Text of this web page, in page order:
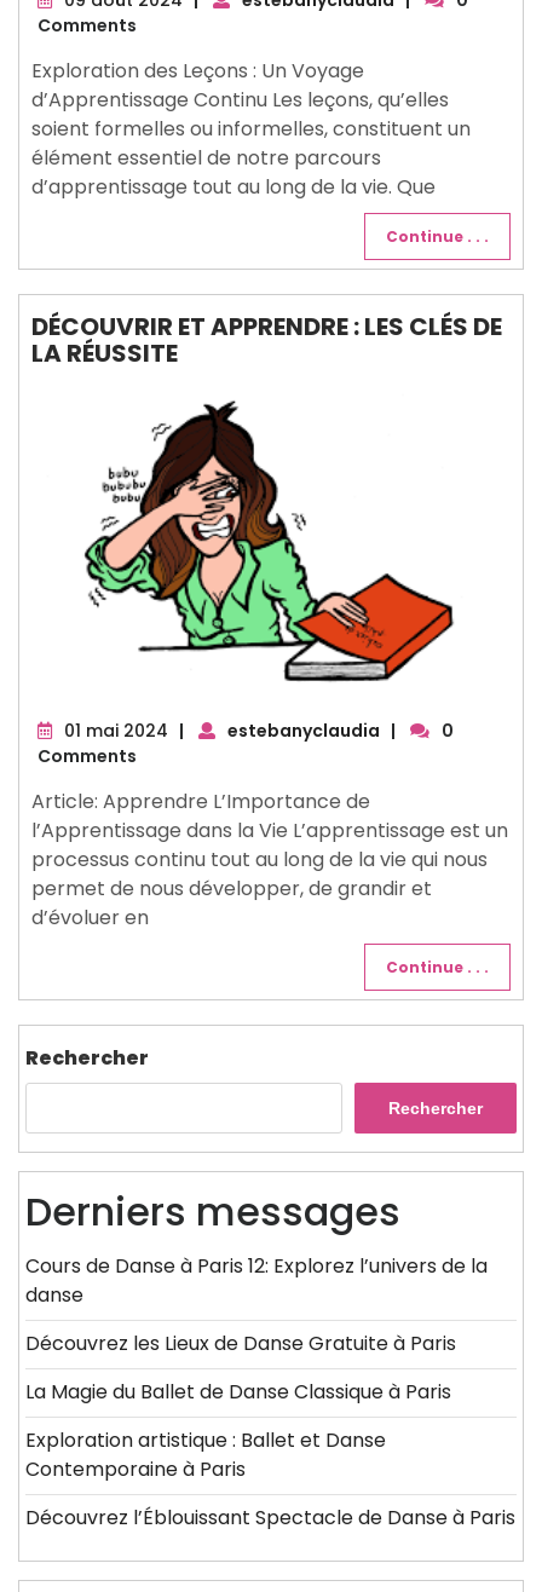
Comments
Exploration des Leçons : Un Voyage
d’Apprentissage Continu Les leçons, qu’elles
soient formelles ou informelles, constituent un
élément essentiel de notre parcours
d’apprentissage tout au long de la vie. Que
Continue . . .
DÉCOUVRIR ET APPRENDRE : LES CLÉS DE
LA RÉUSSITE
01 mai 2024 01| estebanyclaudia |
0
Comments
Article: Apprendre L’Importance de
l’Apprentissage dans la Vie L’apprentissage est un
processus continu tout au long de la vie qui nous
permet de nous développer, de grandir et
d’évoluer en
Continue . . .
Rechercher
Rechercher
Derniers messages
Cours de Danse à Paris 12: Explorez l’univers de la
danse
Découvrez les Lieux de Danse Gratuite à Paris
La Magie du Ballet de Danse Classique à Paris
Exploration artistique : Ballet et Danse
Contemporaine à Paris
Découvrez l’Éblouissant Spectacle de Danse à Paris